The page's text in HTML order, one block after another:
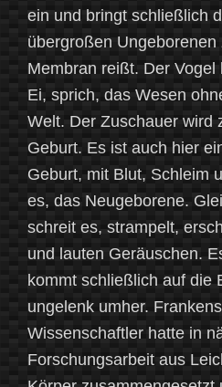
ein und bringt schließlich
übergroßen
Membran reißt. Der
Ei, sprich, das Wesen
Welt. Der Zuschauer wird
Geburt. Es ist auch hier
Geburt, mit Blut, Schleim
es, das Neugeborene.
schreit es, strampelt,
und lauten Geräuschen.
kommt schließlich auf die
ungelenk umher.
Wissenschaftler hatte in
Forschungsarbeit aus